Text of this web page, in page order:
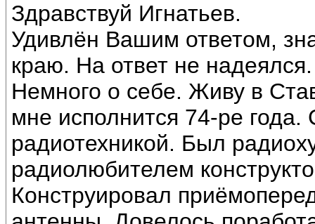
Здравствуй Игнатьев.
Удивлён Вашим ответом,
краю. На ответ не надеялся.
Немного о себе. Живу в
мне исполнится 74-ре года.
радиотехникой. Был
радиолюбителем
Конструировал